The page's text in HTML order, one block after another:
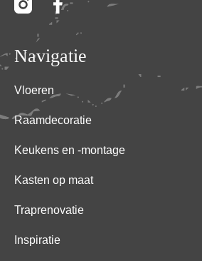
Navigatie
Vloeren
Raamdecoratie
Keukens en -montage
Kasten op maat
Traprenovatie
Inspiratie